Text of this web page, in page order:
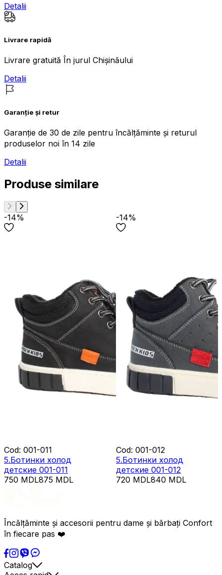
Detalii
Livrare rapidă
Livrare gratuită În jurul Chișinăului
Detalii
Garanție și retur
Garanție de 30 de zile pentru încălțăminte și returul
produselor noi în 14 zile
Detalii
Produse similare
-14%
Cod: 001-011
5.Ботинки холод
детские 001-011
750 MDL875 MDL
-14%
Cod: 001-012
5.Ботинки холод
детские 001-012
720 MDL840 MDL
Încălțăminte și accesorii pentru dame și bărbați Confort
în fiecare pas ❤️
Catalog